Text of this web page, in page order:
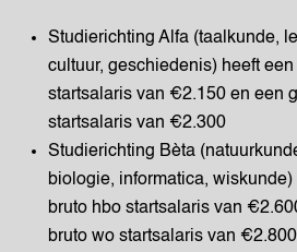
Studierichting Alfa (taalkunde,
cultuur, geschiedenis) heeft
startsalaris van €2.150 en een
startsalaris van €2.300
Studierichting Bèta
biologie, informatica,
bruto hbo startsalaris van
bruto wo startsalaris van €2.800